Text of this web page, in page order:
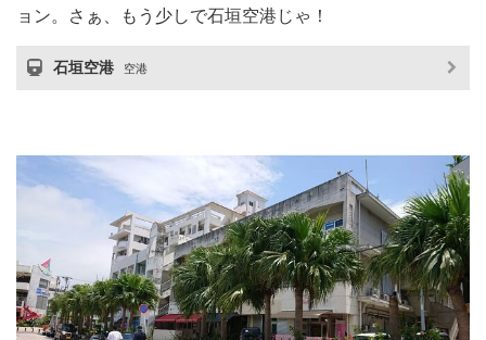
ョン。さぁ、もう少しで石垣空港じゃ！
石垣空港 空港